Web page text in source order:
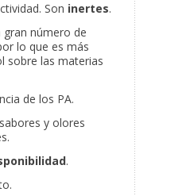
Son inertes.
gran número de
lo que es más
sobre las materias
de los PA.
y olores
.